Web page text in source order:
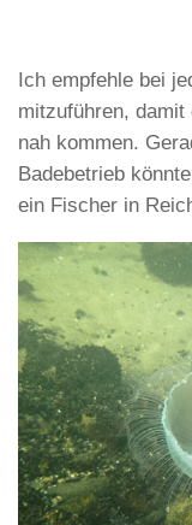
Ich empfehle bei
mitzuführen,
nah kommen.
Badebetrieb
ein Fischer in